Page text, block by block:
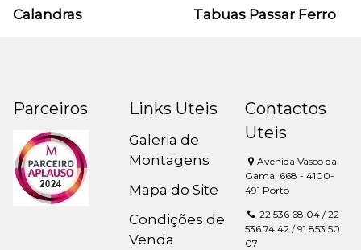
Calandras Tabuas Passar Ferro
Parceiros Links Uteis
Galeria de
Montagens
Mapa do Site
Condições de
Venda
Contactos
Uteis
Avenida Vasco da
Gama, 668 - 4100-
491 Porto
22 536 68 04 / 22
536 74 42 / 91 853 50
07